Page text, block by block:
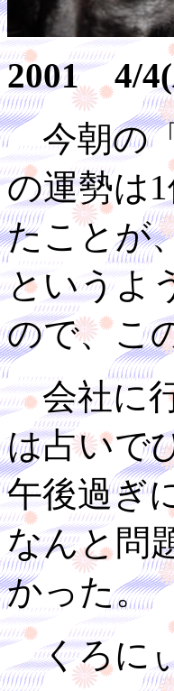
2001 4/
今朝の「
の運勢は
たことが
というよ
ので、こ
会社に行
は占いで
午後過ぎ
なんと問
かった。
くろにぃ